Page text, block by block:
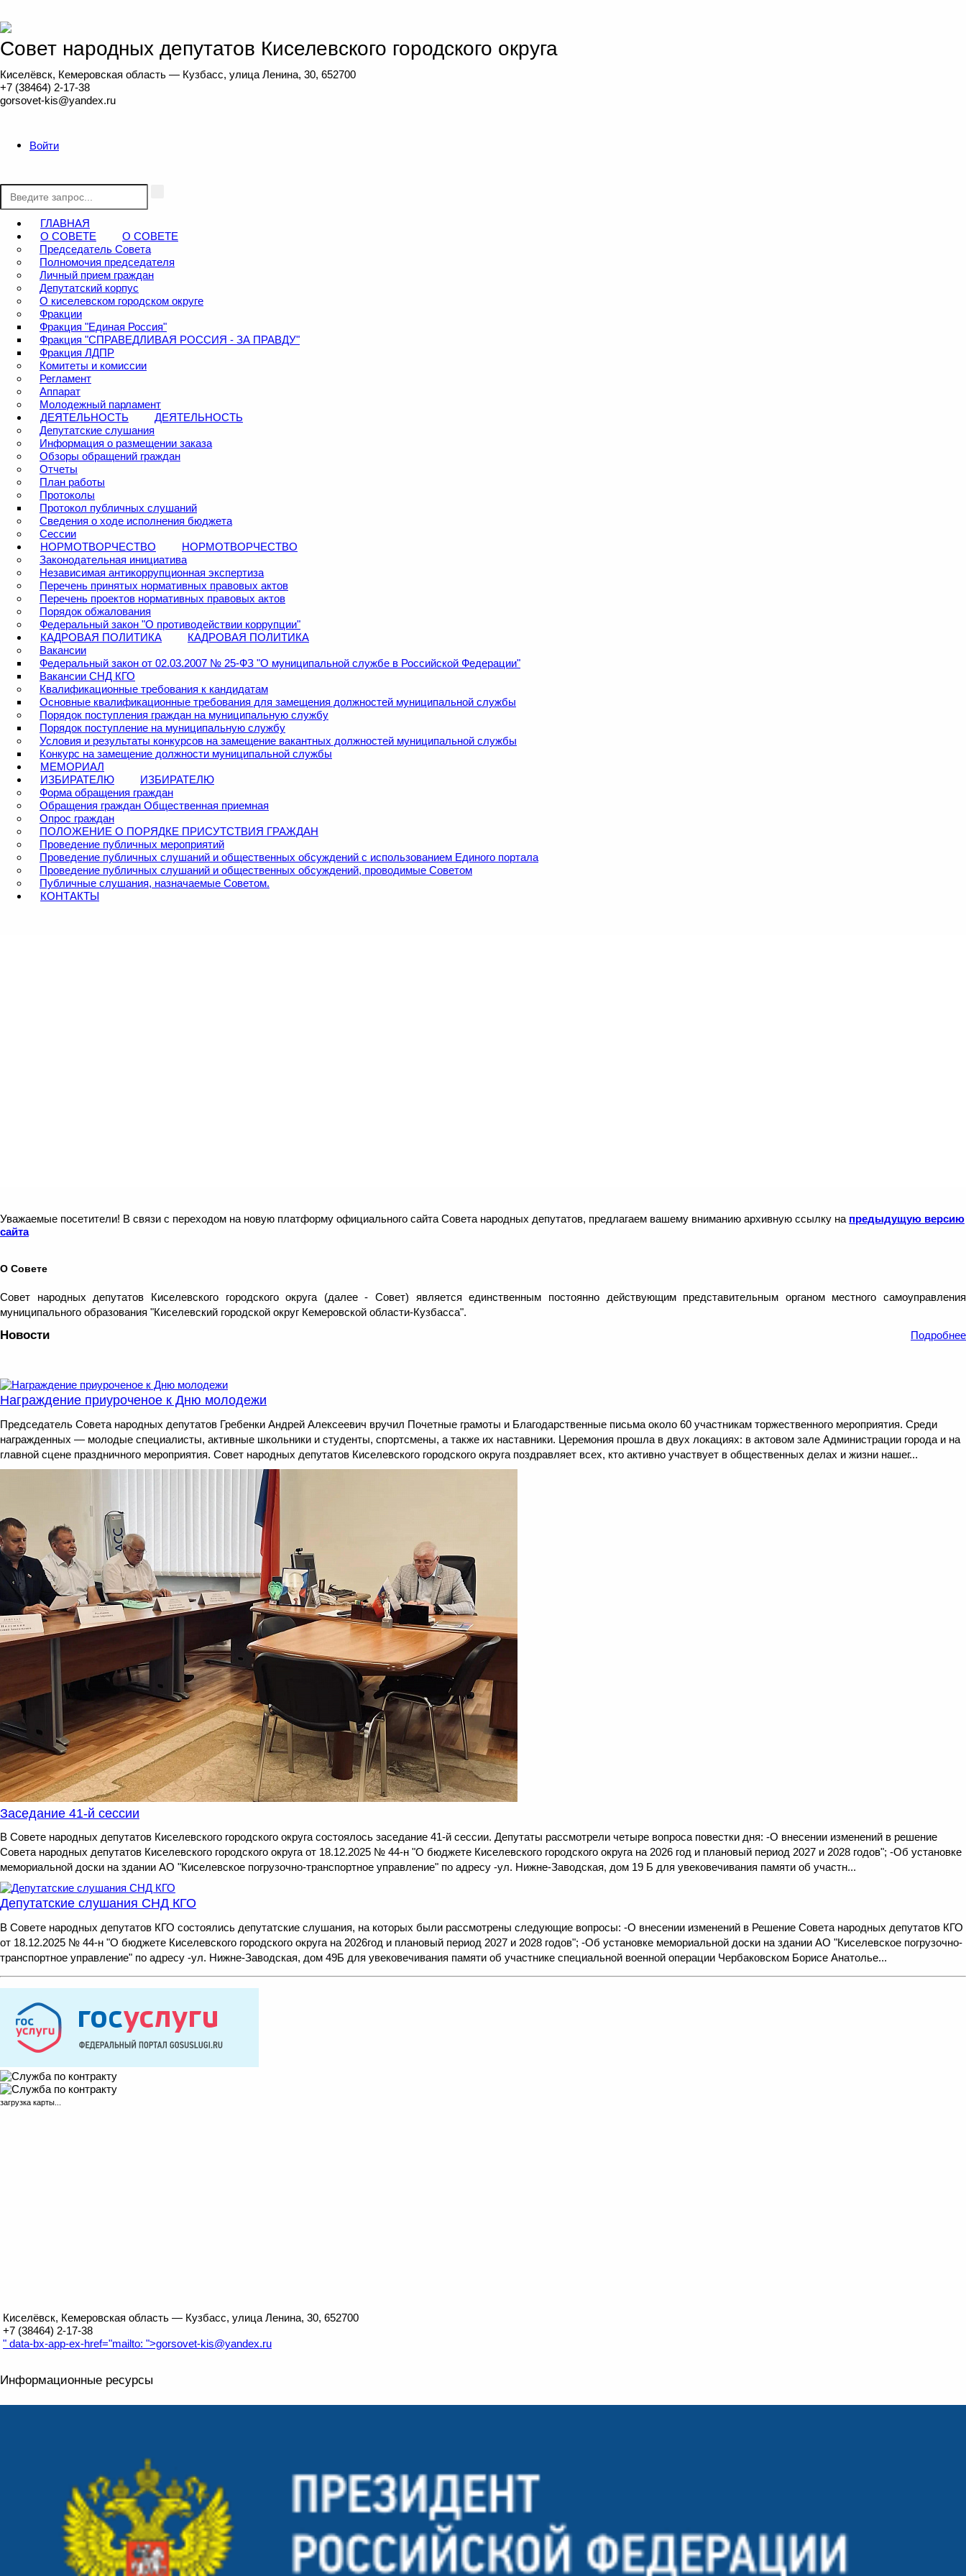
Совет народных депутатов Киселевского городского округа
Киселёвск, Кемеровская область — Кузбасс, улица Ленина, 30, 652700
+7 (38464) 2-17-38
gorsovet-kis@yandex.ru
Войти
ГЛАВНАЯ
О СОВЕТЕ
О СОВЕТЕ
Председатель Совета
Полномочия председателя
Личный прием граждан
Депутатский корпус
О киселевском городском округе
Фракции
Фракция "Единая Россия"
Фракция "СПРАВЕДЛИВАЯ РОССИЯ - ЗА ПРАВДУ"
Фракция ЛДПР
Комитеты и комиссии
Регламент
Аппарат
Молодежный парламент
ДЕЯТЕЛЬНОСТЬ
ДЕЯТЕЛЬНОСТЬ
Депутатские слушания
Информация о размещении заказа
Обзоры обращений граждан
Отчеты
План работы
Протоколы
Протокол публичных слушаний
Сведения о ходе исполнения бюджета
Сессии
НОРМОТВОРЧЕСТВО
НОРМОТВОРЧЕСТВО
Законодательная инициатива
Независимая антикоррупционная экспертиза
Перечень принятых нормативных правовых актов
Перечень проектов нормативных правовых актов
Порядок обжалования
Федеральный закон "О противодействии коррупции"
КАДРОВАЯ ПОЛИТИКА
КАДРОВАЯ ПОЛИТИКА
Вакансии
Федеральный закон от 02.03.2007 № 25-ФЗ "О муниципальной службе в Российской Федерации"
Вакансии СНД КГО
Квалификационные требования к кандидатам
Основные квалификационные требования для замещения должностей муниципальной службы
Порядок поступления граждан на муниципальную службу
Порядок поступление на муниципальную службу
Условия и результаты конкурсов на замещение вакантных должностей муниципальной службы
Конкурс на замещение должности муниципальной службы
МЕМОРИАЛ
ИЗБИРАТЕЛЮ
ИЗБИРАТЕЛЮ
Форма обращения граждан
Обращения граждан Общественная приемная
Опрос граждан
ПОЛОЖЕНИЕ О ПОРЯДКЕ ПРИСУТСТВИЯ ГРАЖДАН
Проведение публичных мероприятий
Проведение публичных слушаний и общественных обсуждений с использованием Единого портала
Проведение публичных слушаний и общественных обсуждений, проводимые Советом
Публичные слушания, назначаемые Советом.
КОНТАКТЫ
Уважаемые посетители! В связи с переходом на новую платформу официального сайта Совета народных депутатов, предлагаем вашему вниманию архивную ссылку на предыдущую версию
сайта
О Совете
Совет народных депутатов Киселевского городского округа (далее - Совет) является единственным постоянно действующим представительным органом местного самоуправления
муниципального образования "Киселевский городской округ Кемеровской области-Кузбасса".
Новости Подробнее
Награждение приуроченое к Дню молодежи
Председатель Совета народных депутатов Гребенки Андрей Алексеевич вручил Почетные грамоты и Благодарственные письма около 60 участникам торжественного мероприятия. Среди
награжденных — молодые специалисты, активные школьники и студенты, спортсмены, а также их наставники. Церемония прошла в двух локациях: в актовом зале Администрации города и на
главной сцене праздничного мероприятия. Совет народных депутатов Киселевского городского округа поздравляет всех, кто активно участвует в общественных делах и жизни нашег...
Заседание 41-й сессии
В Совете народных депутатов Киселевского городского округа состоялось заседание 41-й сессии. Депутаты рассмотрели четыре вопроса повестки дня: -О внесении изменений в решение
Совета народных депутатов Киселевского городского округа от 18.12.2025 № 44-н "О бюджете Киселевского городского округа на 2026 год и плановый период 2027 и 2028 годов"; -Об установке
мемориальной доски на здании АО "Киселевское погрузочно-транспортное управление" по адресу -ул. Нижне-Заводская, дом 19 Б для увековечивания памяти об участн...
Депутатские слушания СНД КГО
В Совете народных депутатов КГО состоялись депутатские слушания, на которых были рассмотрены следующие вопросы: -О внесении изменений в Решение Совета народных депутатов КГО
от 18.12.2025 № 44-н "О бюджете Киселевского городского округа на 2026год и плановый период 2027 и 2028 годов"; -Об установке мемориальной доски на здании АО "Киселевское погрузочно-
транспортное управление" по адресу -ул. Нижне-Заводская, дом 49Б для увековечивания памяти об участнике специальной военной операции Чербаковском Борисе Анатолье...
загрузка карты...
Киселёвск, Кемеровская область — Кузбасс, улица Ленина, 30, 652700
+7 (38464) 2-17-38
" data-bx-app-ex-href="mailto: ">gorsovet-kis@yandex.ru
Информационные ресурсы